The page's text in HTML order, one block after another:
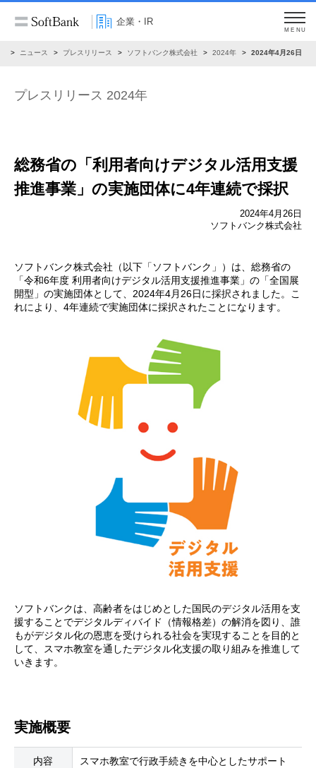
企業・IR
MENU
ニュース プレスリリース ソフトバンク株式会社 2024年 2024年4月26日
プレスリリース 2024年
総務省の「利用者向けデジタル活用支援
推進事業」の実施団体に4年連続で採択
2024年4月26日
ソフトバンク株式会社
ソフトバンク株式会社（以下「ソフトバンク」）は、総務省の
「令和6年度 利用者向けデジタル活用支援推進事業」の「全国展
開型」の実施団体として、2024年4月26日に採択されました。こ
れにより、4年連続で実施団体に採択されたことになります。
ソフトバンクは、高齢者をはじめとした国民のデジタル活用を支
援することでデジタルディバイド（情報格差）の解消を図り、誰
もがデジタル化の恩恵を受けられる社会を実現することを目的と
して、スマホ教室を通したデジタル化支援の取り組みを推進して
いきます。
実施概要
内容
スマホ教室で行政手続きを中心としたサポート